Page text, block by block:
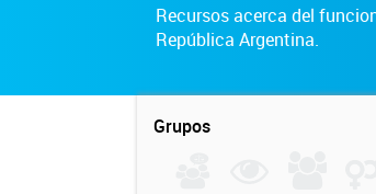
Recursos acerca del
República Argentina.
Grupos